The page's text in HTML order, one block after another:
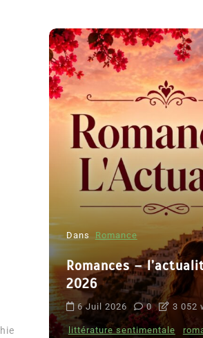
Dans Romance
Romances –
2026
6 Juil 2026 0 3 052
littérature sentimentale